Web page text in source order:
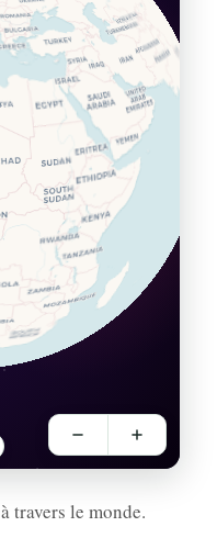
à travers le monde.